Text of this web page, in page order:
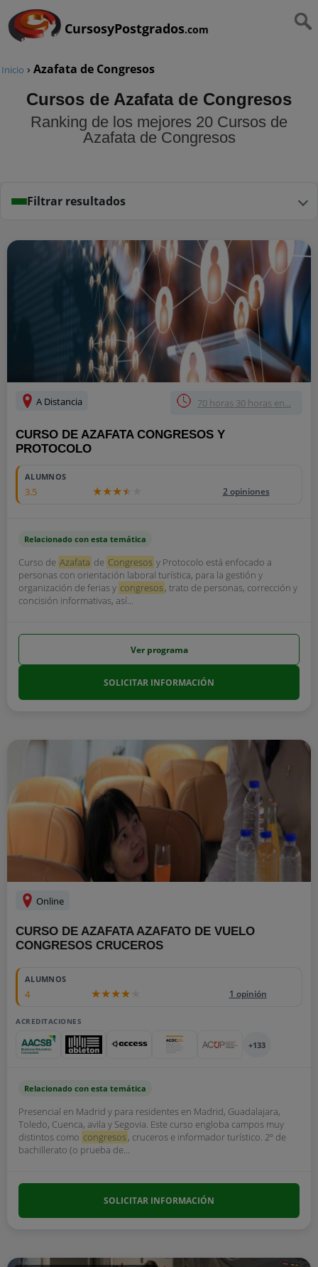
CursosyPostgrados.com
Inicio › Azafata de Congresos
Cursos de Azafata de Congresos
Ranking de los mejores 20 Cursos de
Azafata de Congresos
Filtrar resultados
A Distancia 70 horas 30 horas en...
CURSO DE AZAFATA CONGRESOS Y
PROTOCOLO
ALUMNOS
3.5 2 opiniones
Relacionado con esta temática
Curso de Azafata de Congresos y Protocolo está enfocado a
personas con orientación laboral turística, para la gestión y
organización de ferias y congresos, trato de personas, corrección y
concisión informativas, así...
Ver programa
SOLICITAR INFORMACIÓN
Online
CURSO DE AZAFATA AZAFATO DE VUELO
CONGRESOS CRUCEROS
ALUMNOS
4 1 opinión
ACREDITACIONES
+133
Relacionado con esta temática
Presencial en Madrid y para residentes en Madrid, Guadalajara,
Toledo, Cuenca, avila y Segovia. Este curso engloba campos muy
distintos como congresos, cruceros e informador turístico. 2º de
bachillerato (o prueba de...
SOLICITAR INFORMACIÓN